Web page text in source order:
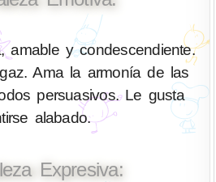
amable y condescendiente.
Ama la armonía de las
persuasivos. Le gusta
alabado.
Expresiva: